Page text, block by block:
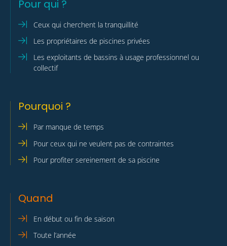
Pour qui ?
Ceux qui cherchent la tranquillité
Les propriétaires de piscines privées
Les exploitants de bassins à usage professionnel ou
collectif
Pourquoi ?
Par manque de temps
Pour ceux qui ne veulent pas de contraintes
Pour profiter sereinement de sa piscine
Quand
En début ou fin de saison
Toute l’année